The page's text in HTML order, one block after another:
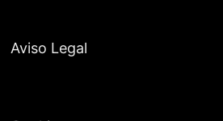
Aviso Legal